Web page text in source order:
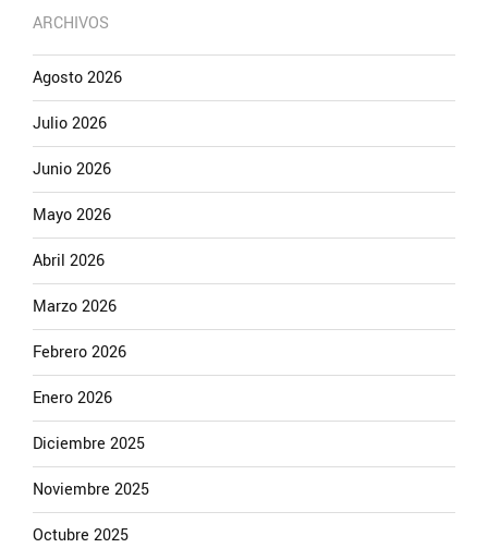
ARCHIVOS
Agosto 2026
Julio 2026
Junio 2026
Mayo 2026
Abril 2026
Marzo 2026
Febrero 2026
Enero 2026
Diciembre 2025
Noviembre 2025
Octubre 2025